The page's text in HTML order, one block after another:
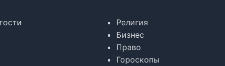
Религия
Бизнес
Право
Гороскопы